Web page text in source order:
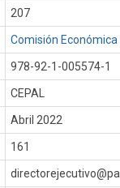
207
Comisión Económica
978-92-1-005574-1
CEPAL
Abril 2022
161